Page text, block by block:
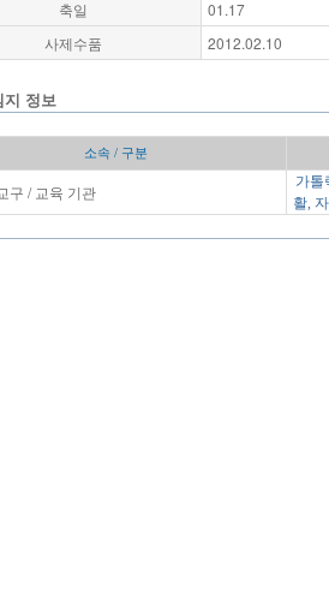
축일
01.17
사제수품
2012.02.10
지 정보
소속 / 구분
구 / 교육 기관
가톨
활,